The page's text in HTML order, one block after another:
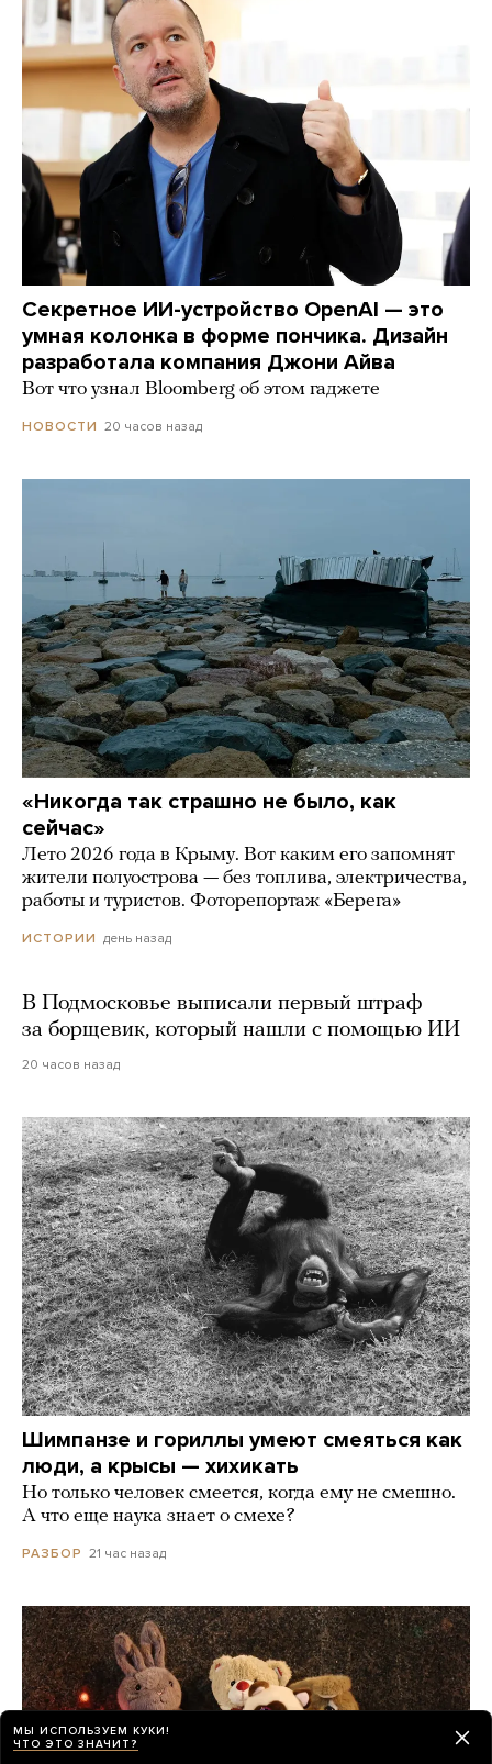
Секретное ИИ-устройство OpenAI — это
умная колонка в форме пончика. Дизайн
разработала компания Джони Айва
Вот что узнал Bloomberg об этом гаджете
НОВОСТИ 20 часов назад
«Никогда так страшно не было, как
сейчас»
Лето 2026 года в Крыму. Вот каким его запомнят
жители полуострова — без топлива, электричества,
работы и туристов. Фоторепортаж «Берега»
ИСТОРИИ день назад
В Подмосковье выписали первый штраф
за борщевик, который нашли с помощью ИИ
20 часов назад
Шимпанзе и гориллы умеют смеяться как
люди, а крысы — хихикать
Но только человек смеется, когда ему не смешно.
А что еще наука знает о смехе?
РАЗБОР 21 час назад
МЫ ИСПОЛЬЗУЕМ КУКИ!
ЧТО ЭТО ЗНАЧИТ?